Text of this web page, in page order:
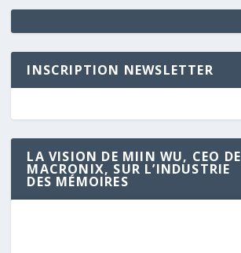
INSCRIPTION NEWSLETTER
LA VISION DE MIIN WU, CEO DE
MACRONIX, SUR L’INDUSTRIE
DES MÉMOIRES